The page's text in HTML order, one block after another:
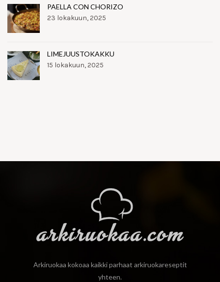
PAELLA CON CHORIZO
23 lokakuun, 2025
LIMEJUUSTOKAKKU
15 lokakuun, 2025
Arkiruokaa kokoaa kaikki parhaat arkiruokareseptit
yhteen.